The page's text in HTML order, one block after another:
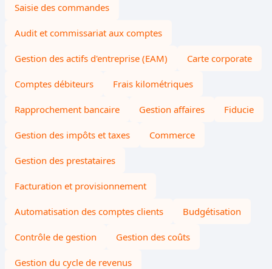
Saisie des commandes
Audit et commissariat aux comptes
Gestion des actifs d'entreprise (EAM) Carte corporate
Comptes débiteurs Frais kilométriques
Rapprochement bancaire Gestion affaires Fiducie
Gestion des impôts et taxes Commerce
Gestion des prestataires
Facturation et provisionnement
Automatisation des comptes clients Budgétisation
Contrôle de gestion Gestion des coûts
Gestion du cycle de revenus